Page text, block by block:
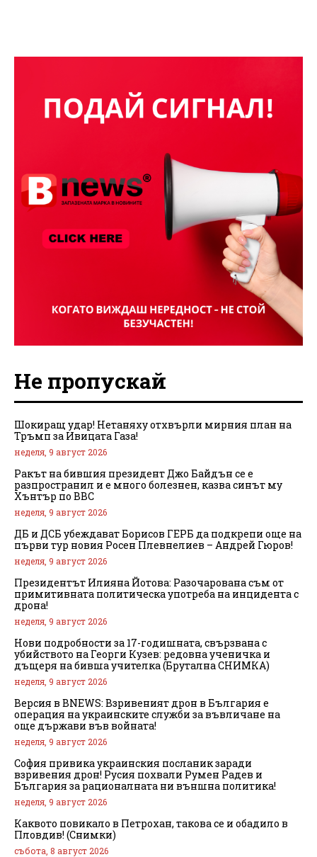
Не пропускай
Шокиращ удар! Нетаняху отхвърли мирния план на
Тръмп за Ивицата Газа!
неделя, 9 август 2026
Ракът на бившия президент Джо Байдън се е
разпространил и е много болезнен, казва синът му
Хънтър по BBC
неделя, 9 август 2026
ДБ и ДСБ убеждават Борисов ГЕРБ да подкрепи още на
първи тур новия Росен Плевнелиев – Андрей Гюров!
неделя, 9 август 2026
Президентът Илияна Йотова: Разочарована съм от
примитивната политическа употреба на инцидента с
дрона!
неделя, 9 август 2026
Нови подробности за 17-годишната, свързвана с
убийството на Георги Кузев: редовна ученичка и
дъщеря на бивша учителка (Брутална СНИМКА)
неделя, 9 август 2026
Версия в BNEWS: Взривеният дрон в България е
операция на украинските служби за въвличане на
още държави във войната!
неделя, 9 август 2026
София привика украинския посланик заради
взривения дрон! Русия похвали Румен Радев и
България за рационалната ни външна политика!
неделя, 9 август 2026
Каквото повикало в Петрохан, такова се и обадило в
Пловдив! (Снимки)
събота, 8 август 2026